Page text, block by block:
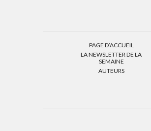
PAGE D’ACCUEIL
LA NEWSLETTER DE LA
SEMAINE
AUTEURS